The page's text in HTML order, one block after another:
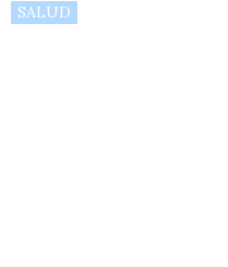
SALUD